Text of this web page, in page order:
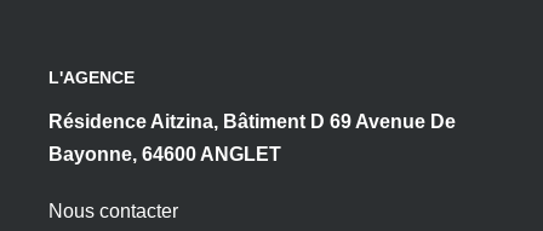
L'AGENCE
Résidence Aitzina, Bâtiment D 69 Avenue De
Bayonne, 64600 ANGLET
Nous contacter